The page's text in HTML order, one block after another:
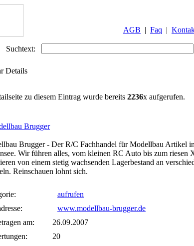
AGB | Faq |
Suchtext:
Details
zu diesem Eintrag wurde bereits 2236x aufgerufen.
Brugger
Brugger - Der R/C Fachhandel für Modellbau Artikel
Wir führen alles, vom kleinen RC Auto bis zum riesen
von einem stetig wachsenden Lagerbestand an
Reinschauen lohnt sich.
aufrufen
www.modellbau-brugger.de
am:
26.09.2007
20